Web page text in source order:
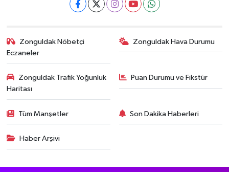
Zonguldak Nöbetçi
Eczaneler
Zonguldak Hava Durumu
Zonguldak Trafik Yoğunluk
Haritası
Puan Durumu ve Fikstür
Tüm Manşetler Son Dakika Haberleri
Haber Arşivi